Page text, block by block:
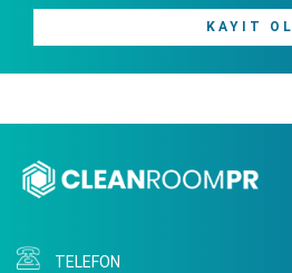
KAYIT OL
TELEFON